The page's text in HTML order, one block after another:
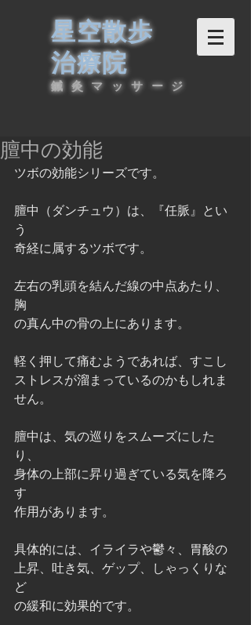
星空散歩
治療院
鍼灸マッサージ
膻中の効能
ツボの効能シリーズです。
膻中（ダンチュウ）は、『任脈』とい
う
奇経に属するツボです。
左右の乳頭を結んだ線の中点あたり、
胸
の真ん中の骨の上にあります。
軽く押して痛むようであれば、すこし
ストレスが溜まっているのかもしれま
せん。
膻中は、気の巡りをスムーズにした
り、
身体の上部に昇り過ぎている気を降ろ
す
作用があります。
具体的には、イライラや鬱々、胃酸の
上昇、吐き気、ゲップ、しゃっくりな
ど
の緩和に効果的です。